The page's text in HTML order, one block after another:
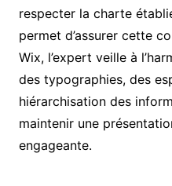
respecter la charte
permet d’assurer cette
Wix, l’expert veille à
des typographies, des
hiérarchisation des
maintenir une
engageante.